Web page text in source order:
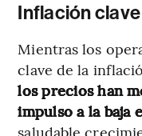
Inflación clave
Mientras los
clave de la
los precios han
impulso a la baja
saludable